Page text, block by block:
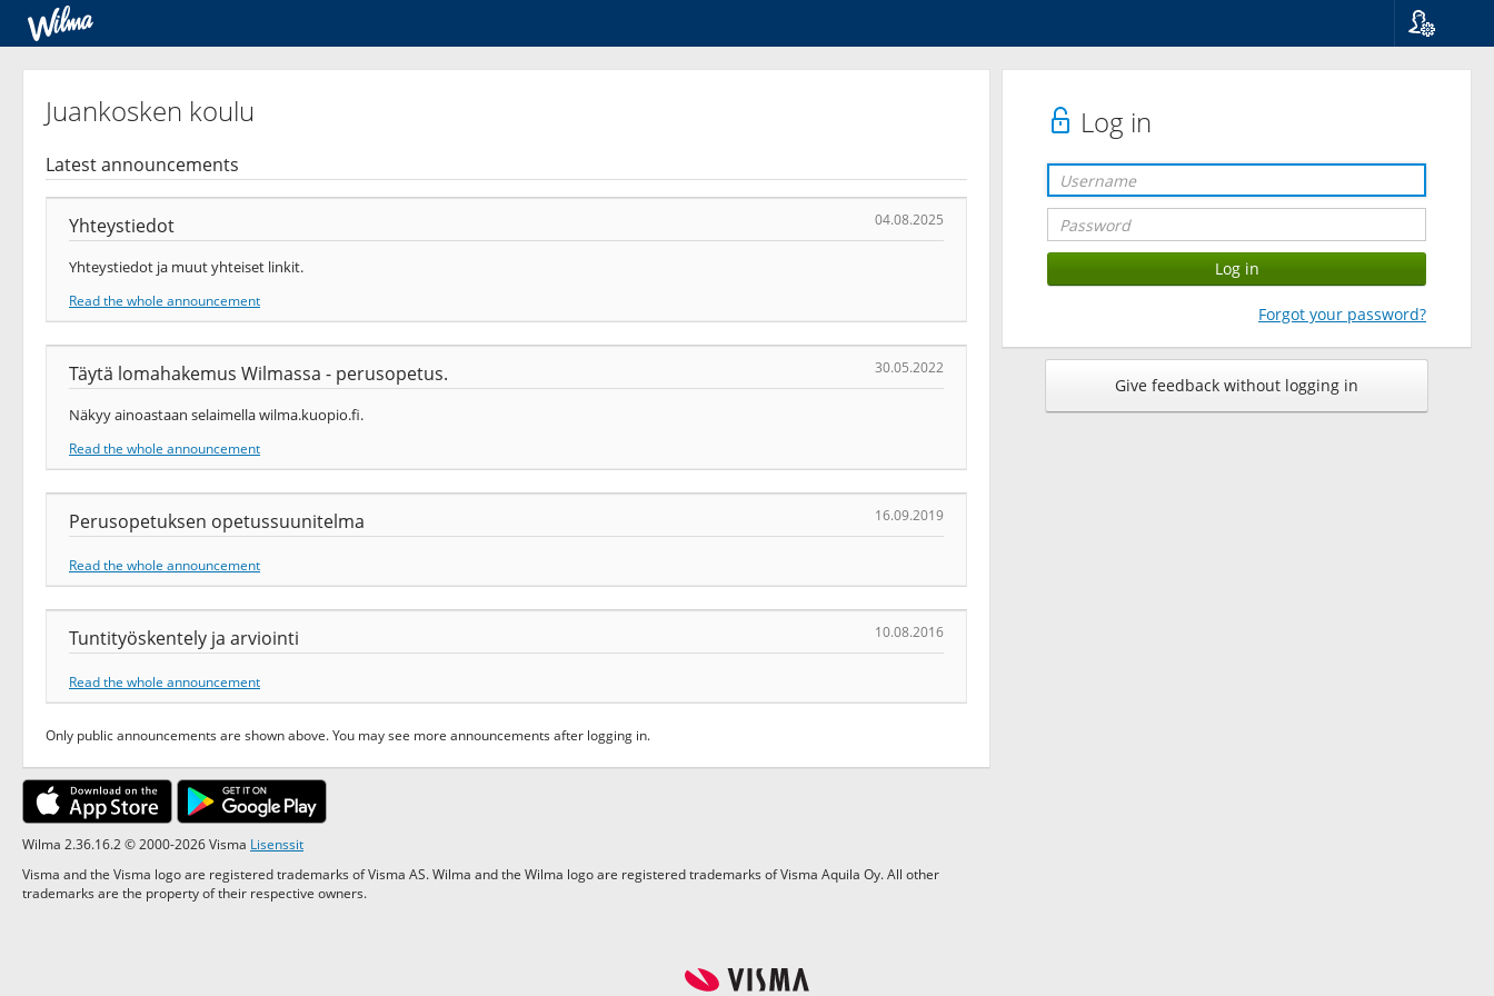
Log in
Forgot your password?
Give feedback without logging in
Juankosken koulu
Latest announcements
Yhteystiedot 04.08.2025
Yhteystiedot ja muut yhteiset linkit.
Read the whole announcement
Täytä lomahakemus Wilmassa - perusopetus. 30.05.2022
Näkyy ainoastaan selaimella wilma.kuopio.fi.
Read the whole announcement
Perusopetuksen opetussuunitelma 16.09.2019
Read the whole announcement
Tuntityöskentely ja arviointi 10.08.2016
Read the whole announcement
Only public announcements are shown above. You may see more announcements after logging in.
Wilma 2.36.16.2 © 2000-2026 Visma Lisenssit
Visma and the Visma logo are registered trademarks of Visma AS. Wilma and the Wilma logo are registered trademarks of Visma Aquila Oy. All other
trademarks are the property of their respective owners.